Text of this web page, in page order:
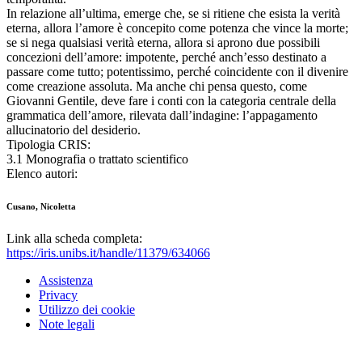
In relazione all’ultima, emerge che, se si ritiene che esista la verità
eterna, allora l’amore è concepito come potenza che vince la morte;
se si nega qualsiasi verità eterna, allora si aprono due possibili
concezioni dell’amore: impotente, perché anch’esso destinato a
passare come tutto; potentissimo, perché coincidente con il divenire
come creazione assoluta. Ma anche chi pensa questo, come
Giovanni Gentile, deve fare i conti con la categoria centrale della
grammatica dell’amore, rilevata dall’indagine: l’appagamento
allucinatorio del desiderio.
Tipologia CRIS:
3.1 Monografia o trattato scientifico
Elenco autori:
Cusano, Nicoletta
Link alla scheda completa:
https://iris.unibs.it/handle/11379/634066
Assistenza
Privacy
Utilizzo dei cookie
Note legali